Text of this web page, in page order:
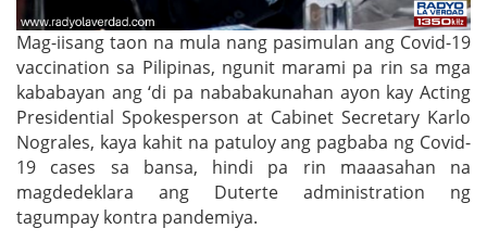
Mag-iisang taon na mula nang pasimulan ang Covid-19
vaccination sa Pilipinas, ngunit marami pa rin sa mga
kababayan ang ‘di pa nababakunahan ayon kay Acting
Presidential Spokesperson at Cabinet Secretary Karlo
Nograles, kaya kahit na patuloy ang pagbaba ng Covid-
19 cases sa bansa, hindi pa rin maaasahan na
magdedeklara ang Duterte administration ng
tagumpay kontra pandemiya.